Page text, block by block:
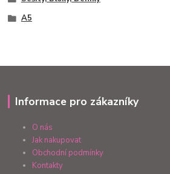
A5
Informace pro zákazníky
O nás
Jak nakupovat
Obchodní podmínky
Kontakty